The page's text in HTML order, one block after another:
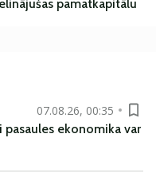
pamatkapitālu
07.08.26, 00:35
ekonomika var